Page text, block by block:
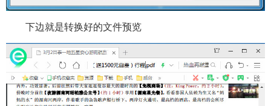
下边就是转换好的文件预览